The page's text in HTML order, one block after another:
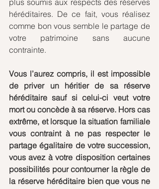
héréditaires. De ce fait, vous réalisez
comme bon vous semble le partage de
votre patrimoine sans aucune
contrainte.
Vous l’aurez compris, il est impossible
de priver un héritier de sa réserve
héréditaire sauf si celui-ci veut votre
mort ou concède à sa réserve. Hors cas
extrême, et lorsque la situation familiale
vous contraint à ne pas respecter le
partage égalitaire de votre succession,
vous avez à votre disposition certaines
possibilités pour contourner la règle de
la réserve héréditaire bien que vous ne